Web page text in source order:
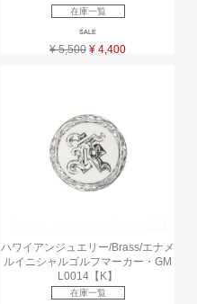
在庫一覧
SALE
¥ 5,500 ¥ 4,400
ハワイアンジュエリー/Brass/エナメ
ルイニシャルゴルフマーカー・GM
L0014【K】
在庫一覧